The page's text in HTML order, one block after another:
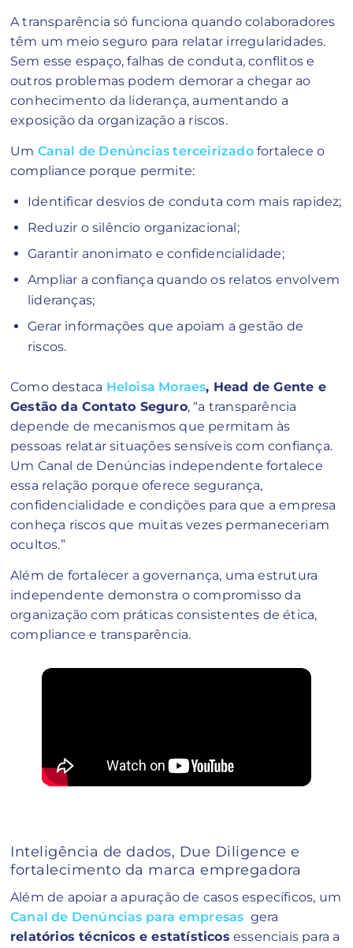
A transparência só funciona quando colaboradores
têm um meio seguro para relatar irregularidades.
Sem esse espaço, falhas de conduta, conflitos e
outros problemas podem demorar a chegar ao
conhecimento da liderança, aumentando a
exposição da organização a riscos.
Um Canal de Denúncias terceirizadofortalece o
compliance porque permite:
Identificar desvios de conduta com mais rapidez;
Reduzir o silêncio organizacional;
Garantir anonimato e confidencialidade;
Ampliar a confiança quando os relatos envolvem
lideranças;
Gerar informações que apoiam a gestão de
riscos.
Como destaca Heloisa Moraes, Head de Gente e
Gestão da Contato Seguro, “a transparência
depende de mecanismos que permitam às
pessoas relatar situações sensíveis com confiança.
Um Canal de Denúncias independente fortalece
essa relação porque oferece segurança,
confidencialidade e condições para que a empresa
conheça riscos que muitas vezes permaneceriam
ocultos.”
Além de fortalecer a governança, uma estrutura
independente demonstra o compromisso da
organização com práticas consistentes de ética,
compliance e transparência.
Inteligência de dados, Due Diligence e
fortalecimento da marca empregadora
Além de apoiar a apuração de casos específicos, um
Canal de Denúncias para empresas gera
relatórios técnicos e estatísticos essenciais para a